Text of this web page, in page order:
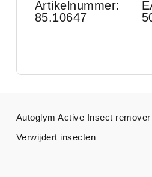
Artikelnummer:
85.10647
Autoglym Active Insect
Verwijdert insecten